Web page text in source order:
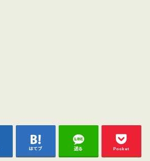
はてブ 送る Pocket